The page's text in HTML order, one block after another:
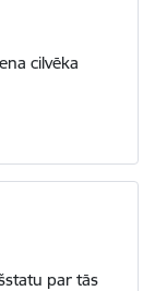
cilvēka
par tās